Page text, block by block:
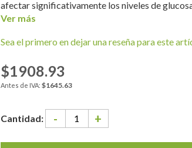
afectar significativamente los niveles de glucosa
Ver más
Sea el primero en dejar una reseña para este
$1908.93
$1645.63
Cantidad: - +